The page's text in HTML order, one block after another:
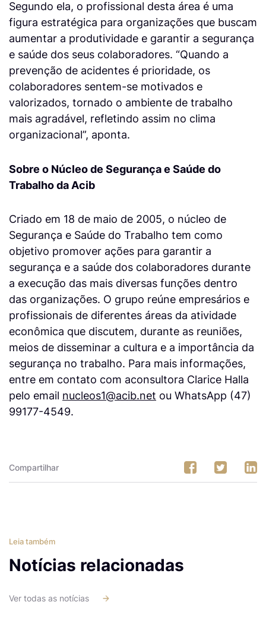
Segundo ela, o profissional desta área é uma
figura estratégica para organizações que buscam
aumentar a produtividade e garantir a segurança
e saúde dos seus colaboradores. “Quando a
prevenção de acidentes é prioridade, os
colaboradores sentem-se motivados e
valorizados, tornado o ambiente de trabalho
mais agradável, refletindo assim no clima
organizacional”, aponta.
Sobre o Núcleo de Segurança e Saúde do
Trabalho da Acib
Criado em 18 de maio de 2005, o núcleo de
Segurança e Saúde do Trabalho tem como
objetivo promover ações para garantir a
segurança e a saúde dos colaboradores durante
a execução das mais diversas funções dentro
das organizações. O grupo reúne empresários e
profissionais de diferentes áreas da atividade
econômica que discutem, durante as reuniões,
meios de disseminar a cultura e a importância da
segurança no trabalho. Para mais informações,
entre em contato com aconsultora Clarice Halla
pelo email nucleos1@acib.net ou WhatsApp (47)
99177-4549.
Compartilhar
Leia também
Notícias relacionadas
Ver todas as notícias